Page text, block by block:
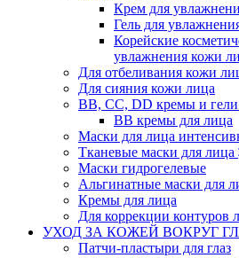
Крем для
Гель для
Корейские
увлажнения кожи
Для отбеливания кожи
Для сияния кожи лица
BB, CC, DD кремы и гели
BB кремы для лица
Маски для лица
Тканевые маски для лица
Маски гидрогелевые
Альгинатные маски для
Кремы для лица
Для коррекции контуров
УХОД ЗА КОЖЕЙ ВОКРУГ
Патчи-пластыри для глаз